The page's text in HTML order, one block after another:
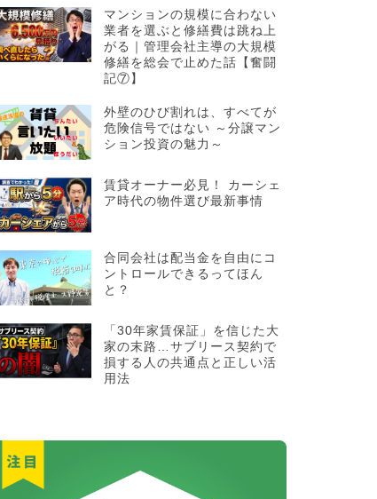
マンションの規模に合わない
業者を選ぶと修繕費は跳ね上
がる｜管理会社主導の大規模
修繕を総会で止めた話【奮闘
記⑦】
外壁のひび割れは、すべてが
危険信号ではない ～分譲マン
ション投資の魅力～
賃貸オーナー必見！ カーシェ
ア時代の物件選び最新事情
合同会社は配当金を自由にコ
ントロールできるってほん
と？
「30年家賃保証」を信じた大
家の末路…サブリース契約で
損する人の共通点と正しい活
用法